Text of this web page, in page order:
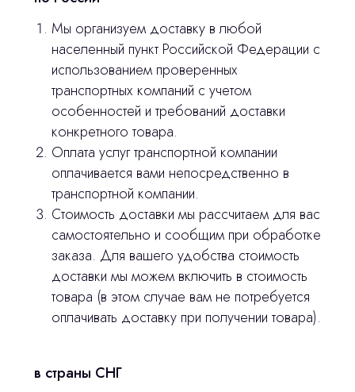
Мы организуем доставку в любой
населенный пункт Российской Федерации с
использованием проверенных
транспортных компаний с учетом
особенностей и требований доставки
конкретного товара.
Оплата услуг транспортной компании
оплачивается вами непосредственно в
транспортной компании.
Стоимость доставки мы рассчитаем для вас
самостоятельно и сообщим при обработке
заказа. Для вашего удобства стоимость
доставки мы можем включить в стоимость
товара (в этом случае вам не потребуется
оплачивать доставку при получении товара).
в страны СНГ
Остались вопросы
оставьте контакты, мы свяжемся и
ответим на все вопросы
© 2024 ЛС Дентал Групп
Продукция
Оплата и доставка